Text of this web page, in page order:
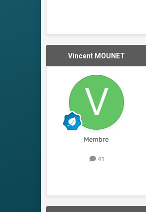
Vincent MOUNET
Membre
41